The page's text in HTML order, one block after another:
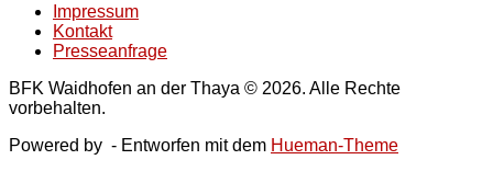
Impressum
Kontakt
Presseanfrage
BFK Waidhofen an der Thaya © 2026. Alle Rechte
vorbehalten.
Powered by - Entworfen mit dem Hueman-Theme